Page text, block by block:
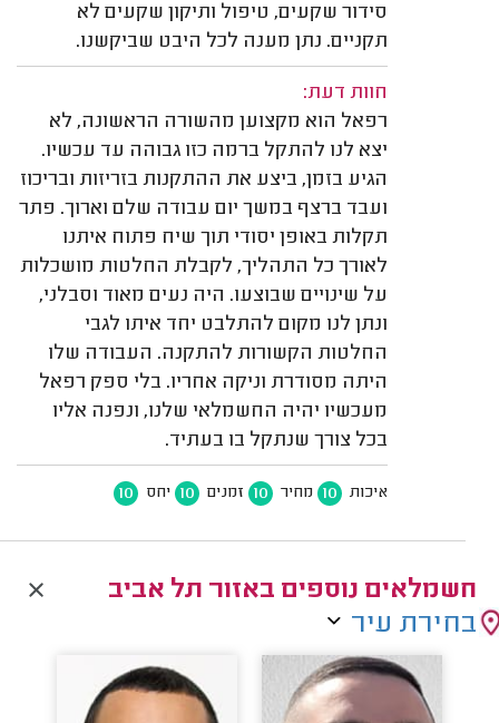
סידור שקעים, טיפול ותיקון שקעים לא
תקניים. נתן מענה לכל היבט שביקשנו.
חוות דעת:
רפאל הוא מקצוען מהשורה הראשונה, לא
יצא לנו להתקל ברמה כזו גבוהה עד עכשיו.
הגיע בזמן, ביצע את ההתקנות בזריזות ובריכוז
ועבד ברצף במשך יום עבודה שלם וארוך. פתר
תקלות באופן יסודי תוך שיח פתוח איתנו
לאורך כל התהליך, לקבלת החלטות מושכלות
על שינויים שבוצעו. היה נעים מאוד וסבלני,
ונתן לנו מקום להתלבט יחד איתו לגבי
החלטות הקשורות להתקנה. העבודה שלו
היתה מסודרת וניקה אחריו. בלי ספק רפאל
מעכשיו יהיה החשמלאי שלנו, ונפנה אליו
בכל צורך שנתקל בו בעתיד.
איכות 10 מחיר 10 זמנים 10 יחס 10
חשמלאים נוספים באזור תל אביב
בחירת עיר